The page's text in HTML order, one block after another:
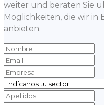
weiter und beraten Sie
Möglichkeiten, die wir in
anbieten.